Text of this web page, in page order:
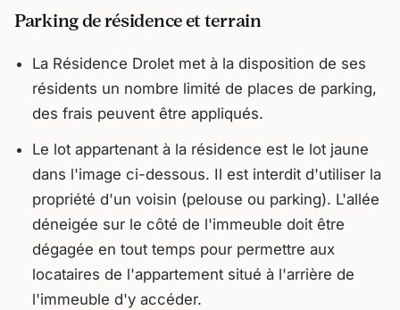
Parking de résidence et terrain
La Résidence Drolet met à la disposition de ses
résidents un nombre limité de places de parking,
des frais peuvent être appliqués.
Le lot appartenant à la résidence est le lot jaune
dans l'image ci-dessous. Il est interdit d'utiliser la
propriété d'un voisin (pelouse ou parking). L'allée
déneigée sur le côté de l'immeuble doit être
dégagée en tout temps pour permettre aux
locataires de l'appartement situé à l'arrière de
l'immeuble d'y accéder.